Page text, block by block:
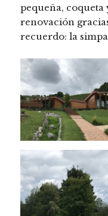
pequeña, coqueta
renovación
recuerdo: la